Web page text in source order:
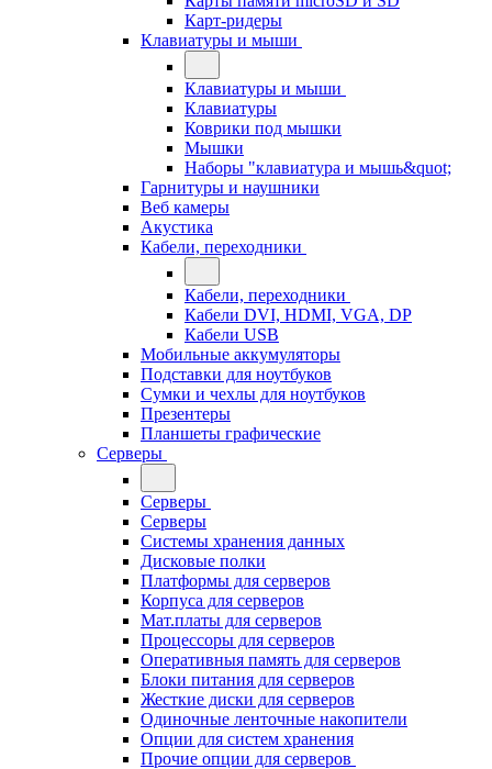
Карт-ридеры
Клавиатуры и мыши
Клавиатуры и мыши
Клавиатуры
Коврики под мышки
Мышки
Наборы "клавиатура и мышь&quot;
Гарнитуры и наушники
Веб камеры
Акустика
Кабели, переходники
Кабели, переходники
Кабели DVI, HDMI, VGA, DP
Кабели USB
Мобильные аккумуляторы
Подставки для ноутбуков
Сумки и чехлы для ноутбуков
Презентеры
Планшеты графические
Серверы
Серверы
Серверы
Системы хранения данных
Дисковые полки
Платформы для серверов
Корпуса для серверов
Мат.платы для серверов
Процессоры для серверов
Оперативныя память для серверов
Блоки питания для серверов
Жесткие диски для серверов
Одиночные ленточные накопители
Опции для систем хранения
Прочие опции для серверов